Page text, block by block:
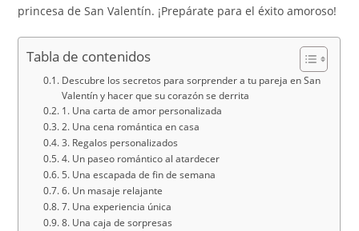
princesa de San Valentín. ¡Prepárate para el éxito amoroso!
Tabla de contenidos
Descubre los secretos para sorprender a tu pareja en San
Valentín y hacer que su corazón se derrita
1. Una carta de amor personalizada
2. Una cena romántica en casa
3. Regalos personalizados
4. Un paseo romántico al atardecer
5. Una escapada de fin de semana
6. Un masaje relajante
7. Una experiencia única
8. Una caja de sorpresas